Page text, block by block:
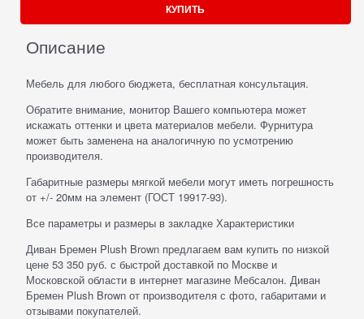
КУПИТЬ
Описание
Мебель для любого бюджета, бесплатная консультация.
Обратите внимание, монитор Вашего компьютера может
искажать оттенки и цвета материалов мебели. Фурнитура
может быть заменена на аналогичную по усмотрению
производителя.
Габаритные размеры мягкой мебели могут иметь погрешность
от +/- 20мм на элемент (ГОСТ 19917-93).
Все параметры и размеры в закладке Характеристики
Диван Бремен Plush Brown предлагаем вам купить по низкой
цене 53 350 руб. с быстрой доставкой по Москве и
Московской области в интернет магазине Мебсалон. Диван
Бремен Plush Brown от производителя с фото, габаритами и
отзывами покупателей.